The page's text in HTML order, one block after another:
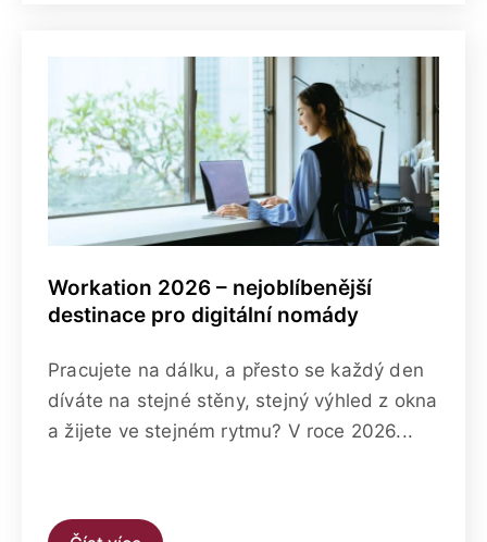
Workation 2026 – nejoblíbenější
destinace pro digitální nomády
Pracujete na dálku, a přesto se každý den
díváte na stejné stěny, stejný výhled z okna
a žijete ve stejném rytmu? V roce 2026...